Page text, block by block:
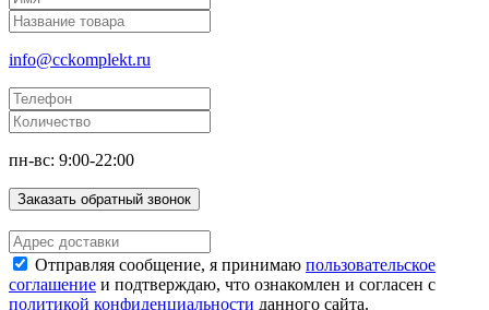
info@cckomplekt.ru
пн-вс: 9:00-22:00
Заказать обратный звонок
Отправляя сообщение, я принимаю пользовательское
соглашение и подтверждаю, что ознакомлен и согласен с
политикой конфиденциальности данного сайта.